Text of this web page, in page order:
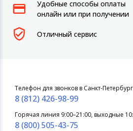
Удобные способы оплаты
онлайн или при получении
Отличный сервис
Телефон для звонков в Санкт-
8 (812) 426-98-99
Горячая линия 9:00–21:00, выходные
8 (800) 505-43-75